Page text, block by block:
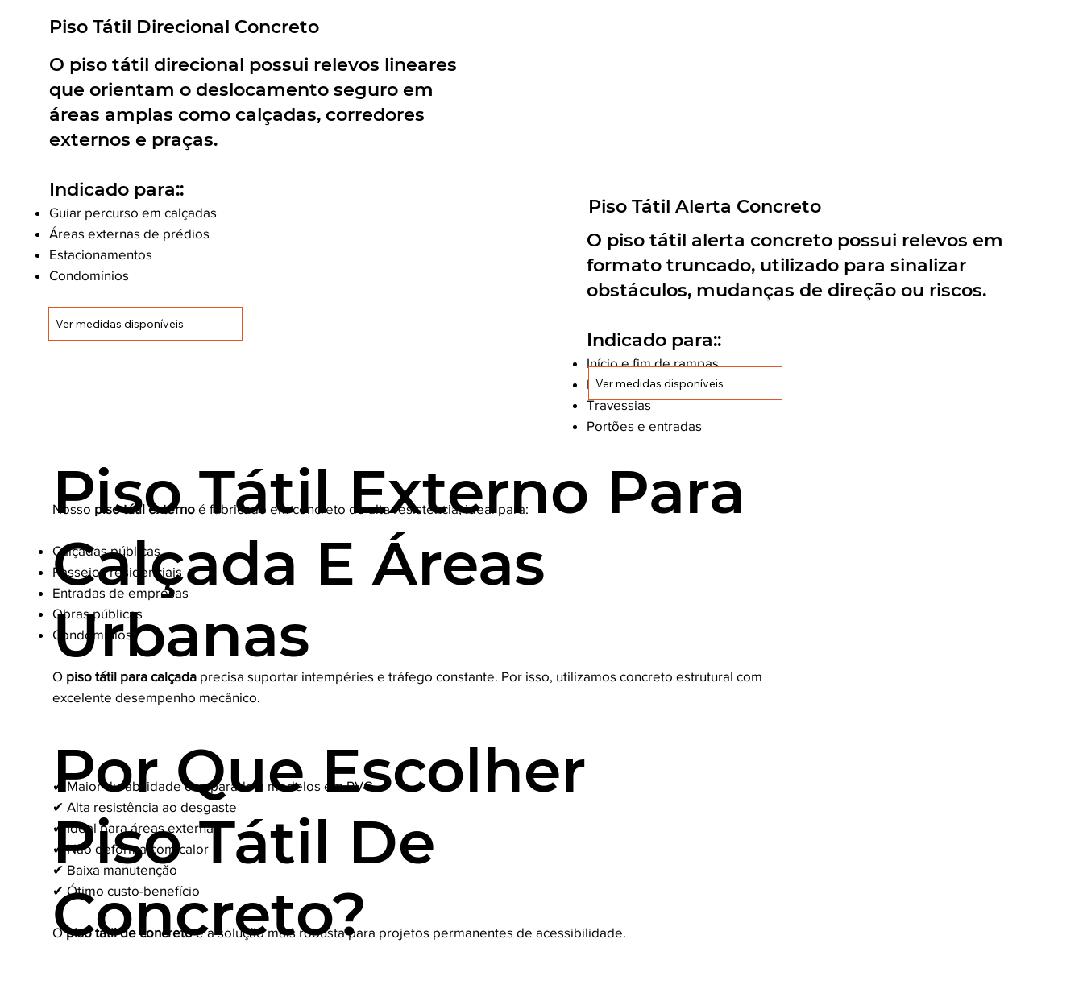
Piso Tátil Direcional Concreto
O piso tátil direcional possui relevos lineares
que orientam o deslocamento seguro em
áreas amplas como calçadas, corredores
externos e praças.
Indicado para::
Guiar percurso em calçadas
Áreas externas de prédios
Estacionamentos
Condomínios
Ver medidas disponíveis
Piso Tátil Alerta Concreto
O piso tátil alerta concreto possui relevos em
formato truncado, utilizado para sinalizar
obstáculos, mudanças de direção ou riscos.
Indicado para::
Início e fim de rampas
Escadas
Travessias
Portões e entradas
Ver medidas disponíveis
Piso Tátil Externo Para
Calçada E Áreas
Urbanas
Nosso piso tátil externoé fabricado em concreto de alta resistência, ideal para:
Calçadas públicas
Passeios residenciais
Entradas de empresas
Obras públicas
Condomínios
O piso tátil para calçadaprecisa suportar intempéries e tráfego constante. Por isso, utilizamos concreto estrutural com
excelente desempenho mecânico.​
Por Que Escolher
Piso Tátil De
Concreto?
✔ Maior durabilidade comparado a modelos em PVC
✔ Alta resistência ao desgaste
✔ Ideal para áreas externas
✔ Não deforma com calor
✔ Baixa manutenção
✔ Ótimo custo-benefício
Opiso tátil de concretoé a solução mais robusta para projetos permanentes de acessibilidade.